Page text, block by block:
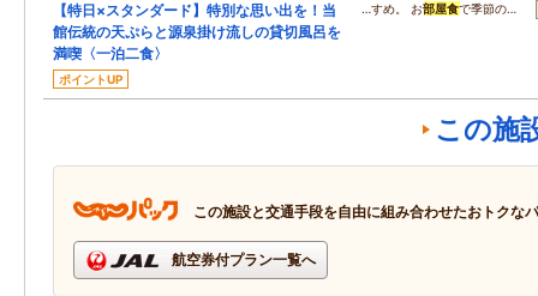
【特日×スタンダード】特別な思い出を！当
館伝統の天ぷらと源泉掛け流しの貸切風呂を
満喫〈一泊二食〉
ポイントUP
…すめ。 お部屋食で季節の…
この施
この施設と交通手段を自由に組み合わせたおトクな
航空券付プラン一覧へ